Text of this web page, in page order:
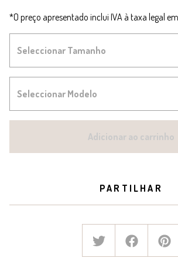
*O preço apresentado inclui IVA à taxa legal
Adicionar ao carrinho
PARTILHAR